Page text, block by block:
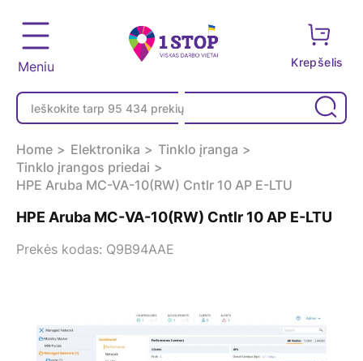
Meniu Krepšelis
Home Elektronika
Tinklo įranga
Tinklo įrangos priedai
HPE Aruba MC-VA-10(RW) Cntlr 10 AP E-LTU
HPE Aruba MC-VA-10(RW) Cntlr 10 AP E-LTU
Prekės kodas: Q9B94AAE